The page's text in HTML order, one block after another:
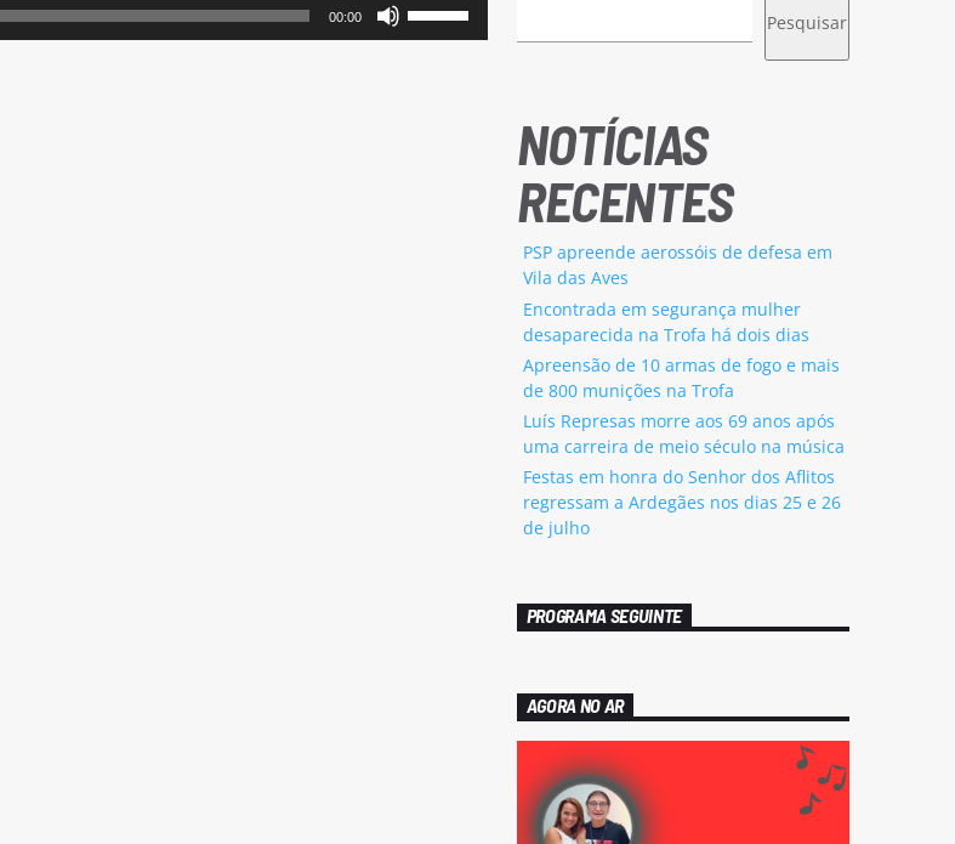
00:00
Use
as
Pesquisar
NOTÍCIAS
RECENTES
PSP apreende aerossóis de defesa em
Vila das Aves
Encontrada em segurança mulher
desaparecida na Trofa há dois dias
Apreensão de 10 armas de fogo e mais
de 800 munições na Trofa
Luís Represas morre aos 69 anos após
uma carreira de meio século na música
Festas em honra do Senhor dos Aflitos
regressam a Ardegães nos dias 25 e 26
de julho
PROGRAMA SEGUINTE
AGORA NO AR